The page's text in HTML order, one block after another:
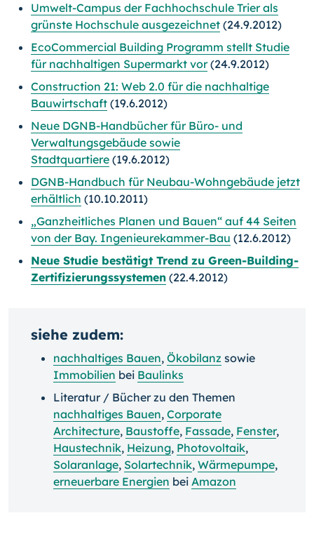
Umwelt-Campus der Fachhochschule Trier als
grünste Hochschule ausgezeichnet (24.9.2012)
EcoCommercial Building Programm stellt Studie
für nachhaltigen Supermarkt vor(24.9.2012)
Construction 21: Web 2.0 für die nachhaltige
Bauwirtschaft (19.6.2012)
Neue DGNB-Handbücher für Büro- und
Verwaltungsgebäude sowie
Stadtquartiere (19.6.2012)
DGNB-Handbuch für Neubau-Wohngebäude jetzt
erhältlich (10.10.2011)
„Ganzheitliches Planen und Bauen“ auf 44 Seiten
von der Bay. Ingenieurekammer-Bau (12.6.2012)
Neue Studie bestätigt Trend zu Green-Building-
Zertifizierungssystemen (22.4.2012)
siehe zudem:
nachhaltiges Bauen, Ökobilanz sowie
Immobilien bei Baulinks
Literatur / Bücher zu den Themen
nachhaltiges Bauen, Corporate
Architecture, Baustoffe, Fassade, Fenster,
Haustechnik, Heizung, Photovoltaik,
Solaranlage, Solartechnik, Wärmepumpe,
erneuerbare Energien bei Amazon